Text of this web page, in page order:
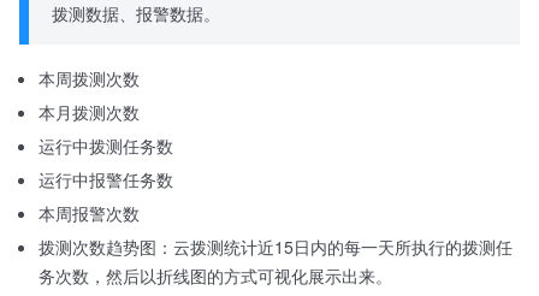
拨测数据、报警数据。
本周拨测次数
本月拨测次数
运行中拨测任务数
运行中报警任务数
本周报警次数
拨测次数趋势图：云拨测统计近15日内的每一天所执行的拨测任
务次数，然后以折线图的方式可视化展示出来。